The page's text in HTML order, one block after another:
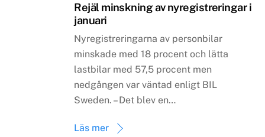
Rejäl minskning av nyregistreringar i
januari
Nyregistreringarna av personbilar
minskade med 18 procent och lätta
lastbilar med 57,5 procent men
nedgången var väntad enligt BIL
Sweden. – Det blev en…
Läs mer